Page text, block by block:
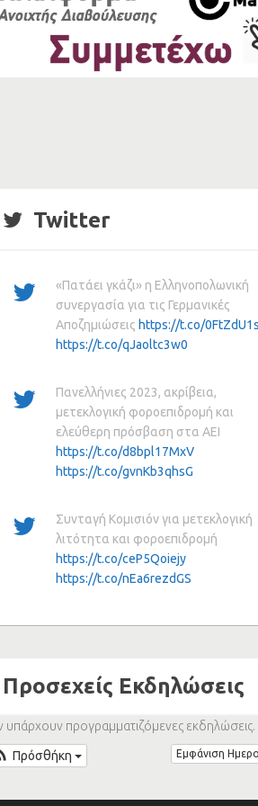
Twitter
«Πατάει γκάζι» η Ελληνοπολωνική
συνεργασία για τις Γερμανικές
Αποζημιώσεις https://t.co/
https://t.co/qJaoltc3w0
Πανελλήνιες 2023, ακρίβεια,
μετεκλογική φοροεπιδρομή και
ελεύθερη πρόσβαση στα ΑΕΙ
https://t.co/d8bpl17MxV
https://t.co/gvnKb3qhsG
Συνταγή Κομισιόν για μετεκλογική
λιτότητα και φοροεπιδρομή
https://t.co/ceP5Qoiejy
https://t.co/nEa6rezdGS
Προσεχείς Εκδηλώσεις
υπάρχουν προγραμματιζόμενες εκδηλώσεις.
Εμφάνιση
Πρόσθήκη